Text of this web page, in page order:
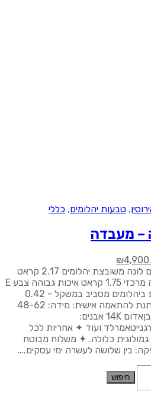
, טבעות יהלומים, כללי
– מעבדה
₪
הנוכחי
הוא:
₪4,900.00.
טבעת אירוסין דגם לונה משובצת יהלומים 2.17 קראט
עם יהלום מעבדה מרכזי 1.75 קראט איכות גבוהה צבע E
ניקיון VS מעוטרת ביהלומים מסביב במשקל - 0.42
קראט הטבעת ניתנת להתאמה אישית: מידה: 48-62
צבע זהב: צהובלבןאדום 14K אבנים:
ועוד ✦ אחריות לכל
כלולה. ✦ משלוח מבוטח
בין שלושה לעשרה ימי עסקים.…
חיפוש